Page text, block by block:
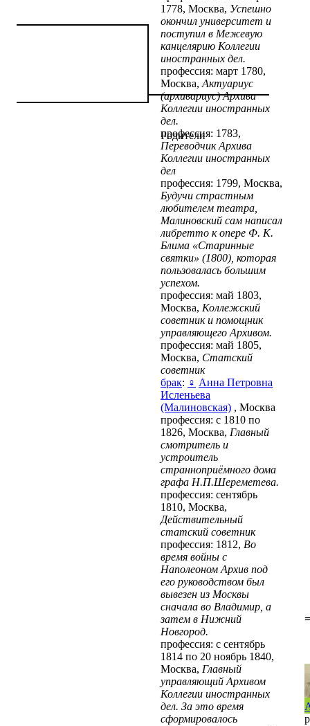
1778, Москва, Успешно
окончил университет и
поступил в Межевую
канцелярию Коллегии
иностранных дел.
профессия: март 1780,
Москва, Актуариус
(архивариус) Архива
Коллегии иностранных
дел.
профессия: 1783,
Переводчик Архива
Коллегии иностранных
дел
профессия: 1799, Москва,
Будучи страстным
любителем театра,
Малиновский сам написал
либретто к опере Ф. К.
Блима «Старинные
святки» (1800), которая
пользовалась большим
успехом.
профессия: май 1803,
Москва, Коллежский
советник и помощник
управляющего Архивом.
профессия: май 1805,
Москва, Статский
советник
брак: ♀ Анна Петровна
Исленьева
(Малиновская) , Москва
профессия: с 1810 по
1826, Москва, Главный
смотритель и
устроитель
странноприёмного дома
графа Н.П.Шереметева.
профессия: сентябрь
1810, Москва,
Действительный
статский советник
профессия: 1812, Во
время войны с
Наполеоном Архив под
его руководством был
вывезен из Москвы
сначала во Владимир, а
затем в Нижний
Новгород.
профессия: с сентябрь
1814 по 20 ноябрь 1840,
Москва, Главный
управляющий Архивом
Коллегии иностранных
дел. За это время
сформировалось
Родители